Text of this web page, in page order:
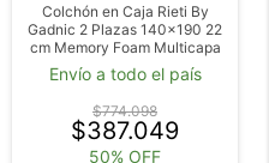
Colchón en Caja Rieti By
Gadnic 2 Plazas 140x190 22
cm Memory Foam Multicapa
con Box Espuma
Viscoelástica
Envío a todo el país
$774.098
$387.049
50% OFF